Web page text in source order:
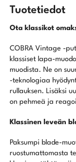
Tuotetiedot
Ota klassikot
COBRA Vintage -
klassiset lapa-
muodista. Ne on
-teknologiaa
rullauksen. Lisäksi
on pehmeä ja
Klassinen leveän
Paksumpi blade-
ruostumattomasta